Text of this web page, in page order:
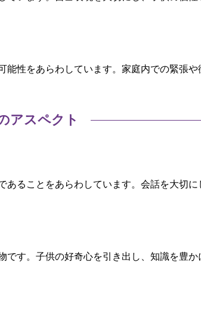
性をあらわしています。家庭内での緊張や
アスペクト
ることをあらわしています。会話を大切に
す。子供の好奇心を引き出し、知識を豊か